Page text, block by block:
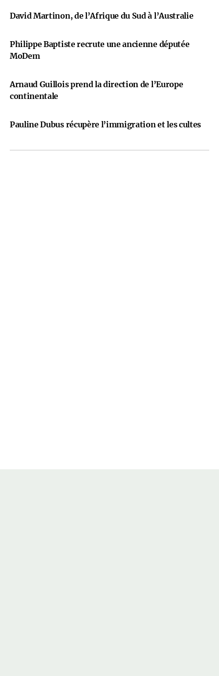
David Martinon, de l’Afrique du Sud à l’Australie
Philippe Baptiste recrute une ancienne députée
MoDem
Arnaud Guillois prend la direction de l’Europe
continentale
Pauline Dubus récupère l’immigration et les cultes